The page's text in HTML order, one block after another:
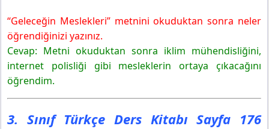
“Geleceğin Meslekleri” metnini okuduktan sonra neler
öğrendiğinizi yazınız.
Cevap: Metni okuduktan sonra iklim mühendisliğini,
internet polisliği gibi mesleklerin ortaya çıkacağını
öğrendim.
3. Sınıf Türkçe Ders Kitabı Sayfa 176